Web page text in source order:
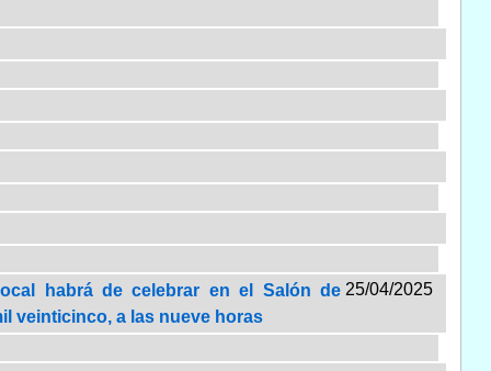
habrá de celebrar en el Salón de
veinticinco, a las nueve horas
25/04/2025